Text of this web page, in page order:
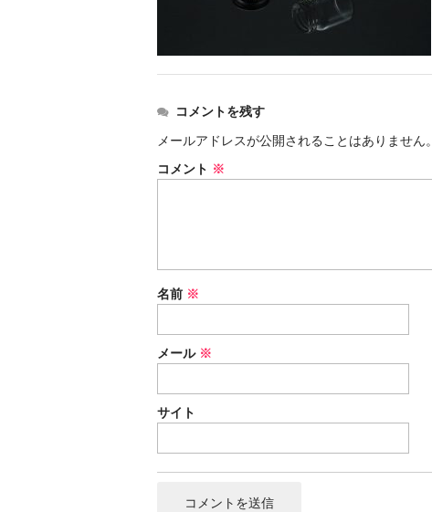
コメントを残す
メールアドレスが公開されることはありません。
コメント ※
名前 ※
メール ※
サイト